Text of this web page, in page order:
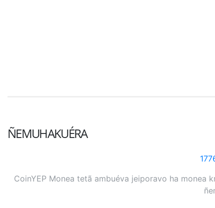
ÑEMUHAKUÉRA
CoinYEP Monea tetã ambuéva jeiporavo ha monea